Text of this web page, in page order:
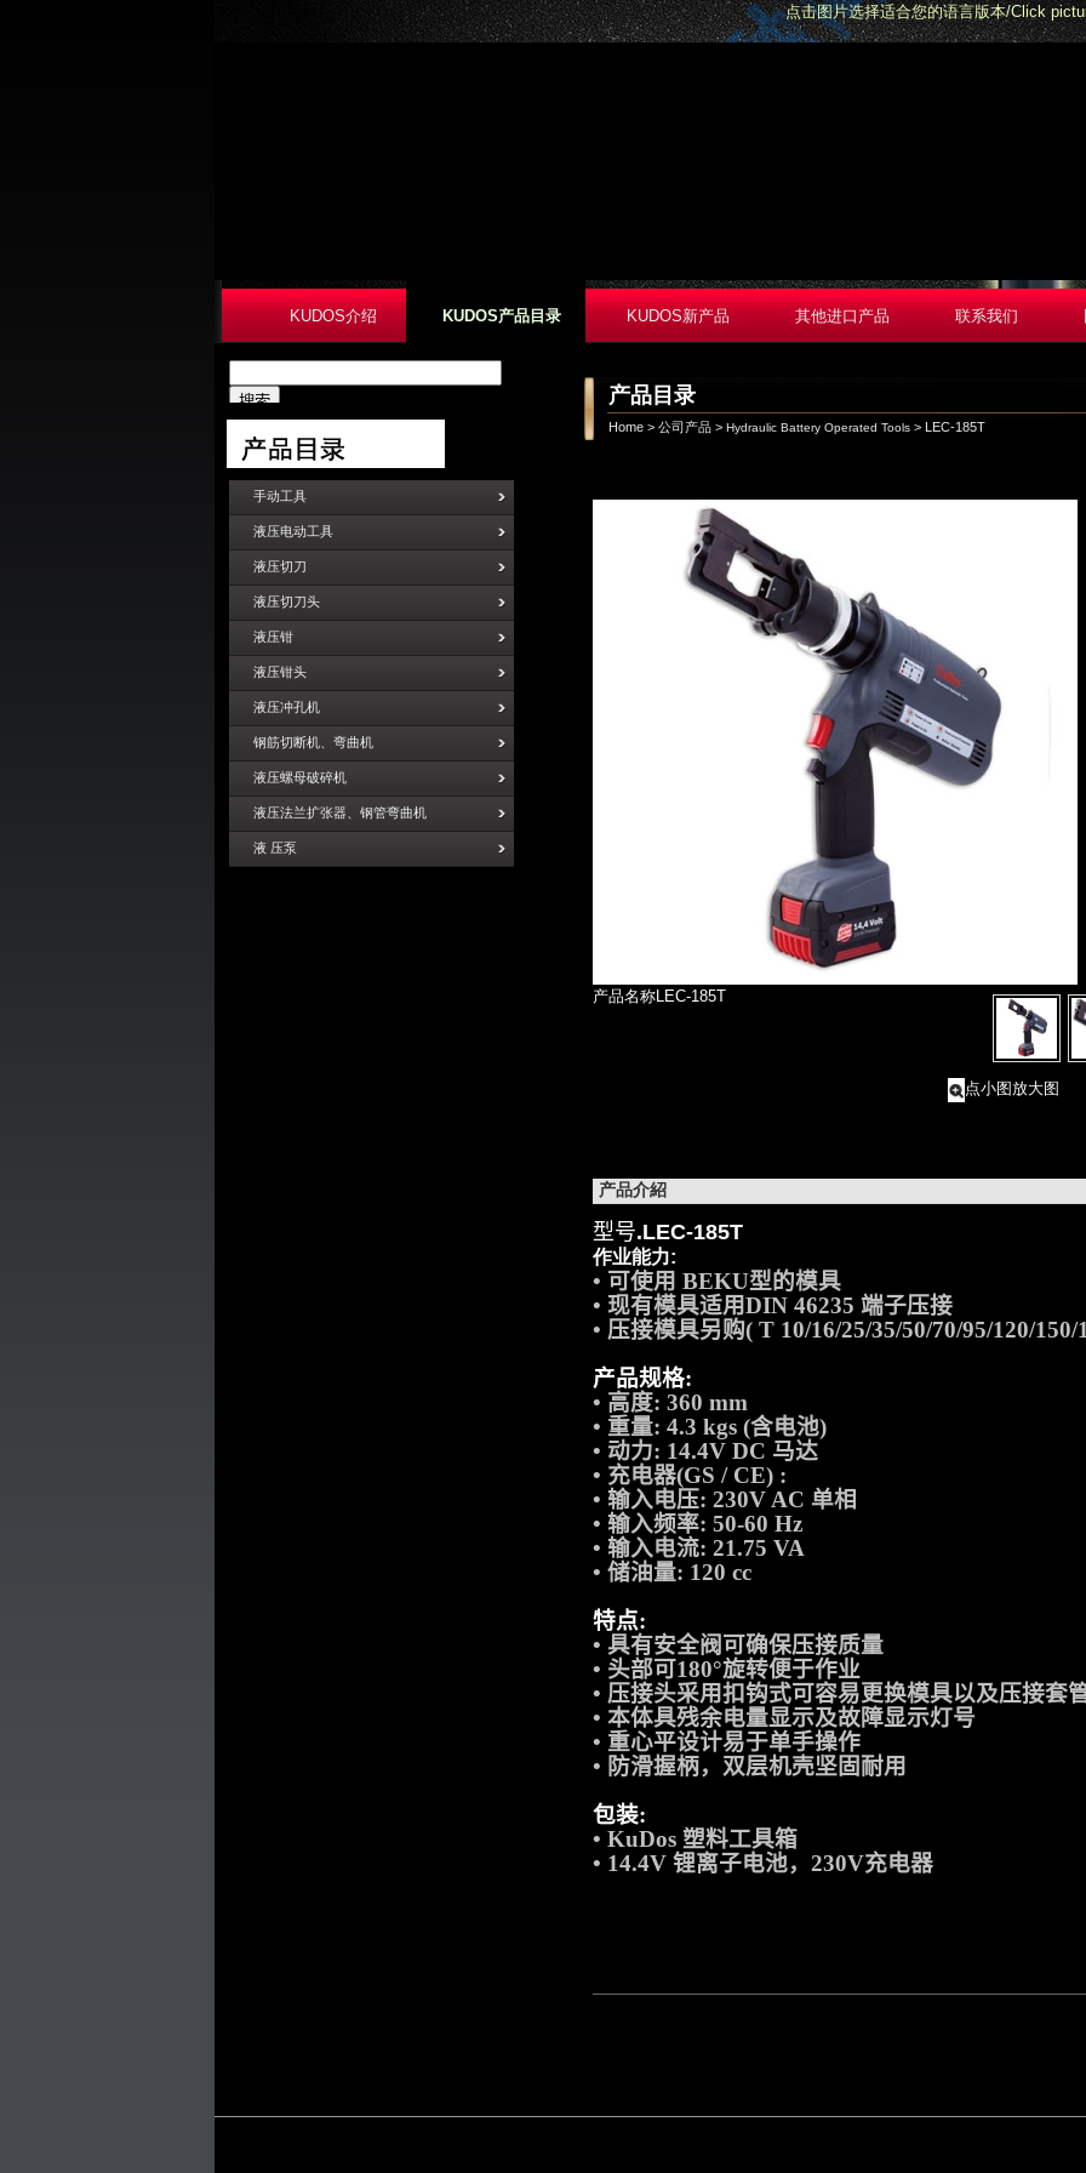
点击图片选择适合您的语言版本/Click
KUDOS介绍 KUDOS产品目录 KUDOS新产品 其他进口产品 联系我们
产品目录
Home > 公司产品 > Hydraulic Battery Operated Tools > LEC-185T
产品名称LEC-185T
点小图放大图
产品介紹
型号.LEC-185T
作业能力:
• 可使用 BEKU型的模具
• 现有模具适用DIN 46235 端子压接
• 压接模具另购( T 10/16/25/35/50/70/95/120/150/
产品规格:
• 高度: 360 mm
• 重量: 4.3 kgs (含电池)
• 动力: 14.4V DC 马达
• 充电器(GS / CE) :
• 输入电压: 230V AC 单相
• 输入频率: 50-60 Hz
• 输入电流: 21.75 VA
• 储油量: 120 cc
特点:
• 具有安全阀可确保压接质量
• 头部可180°旋转便于作业
• 压接头采用扣钩式可容易更换模具以及压接套
• 本体具残余电量显示及故障显示灯号
• 重心平设计易于单手操作
• 防滑握柄，双层机壳坚固耐用
包装:
• KuDos 塑料工具箱
• 14.4V 锂离子电池， 230V充电器
手动工具
液压电动工具
液压切刀
液压切刀头
液压钳
液压钳头
液压冲孔机
钢筋切断机、弯曲机
液压螺母破碎机
液压法兰扩张器、钢管弯曲机
液 压泵